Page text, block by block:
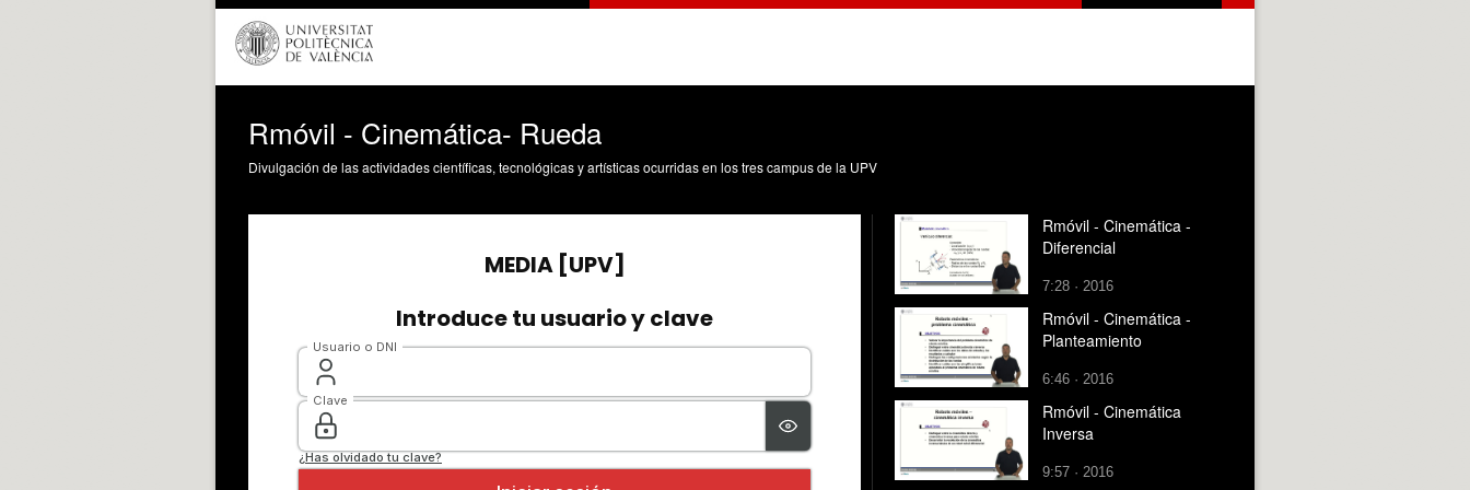
Rmóvil - Cinemática- Rueda
Divulgación de las actividades científicas, tecnológicas y artísticas ocurridas en los tres campus de la UPV
Rmóvil - Cinemática -
Diferencial
7:28 · 2016
Rmóvil - Cinemática -
Planteamiento
6:46 · 2016
Rmóvil - Cinemática
Inversa
9:57 · 2016